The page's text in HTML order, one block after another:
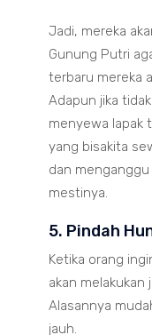
Jadi, mereka
Gunung Putri
terbaru mereka
Adapun jika
menyewa lapak
yang bisakita
dan menganggu
mestinya.
5. Pindah
Ketika orang
akan melakukan
Alasannya
jauh.